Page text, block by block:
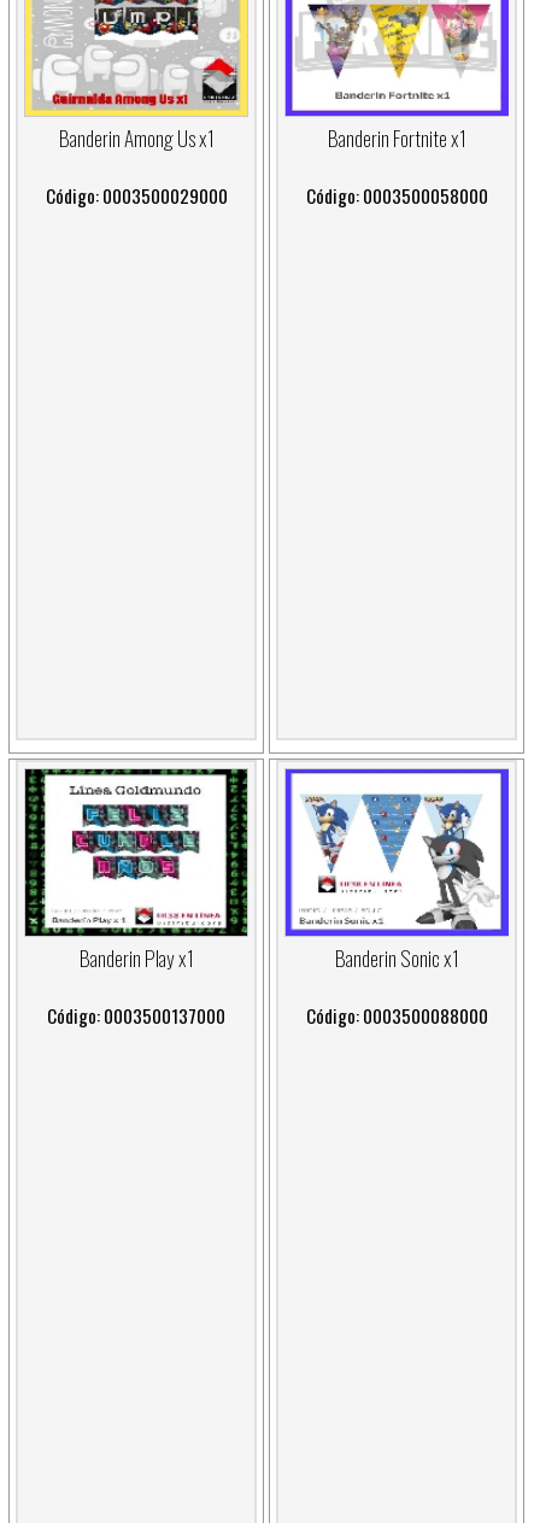
Banderin Among Us x1
Código: 0003500029000
Banderin Fortnite x1
Código: 0003500058000
Banderin Play x1
Código: 0003500137000
Banderin Sonic x1
Código: 0003500088000